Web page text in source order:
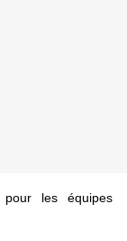
pour les équipes